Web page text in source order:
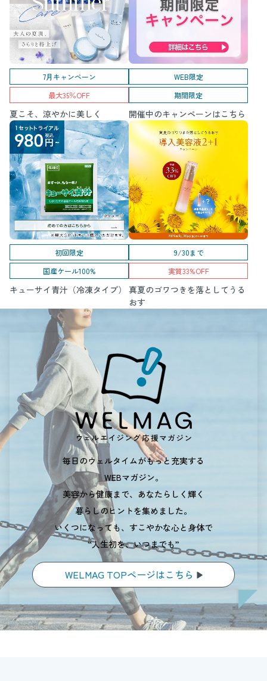
7月キャンペーン
最大35％OFF
夏こそ、涼やかに美しく
WEB限定
期間限定
開催中のキャンペーンはこちら
初回限定
国産ケール100%
キューサイ青汁（冷凍タイプ）
9/30まで
実質33%OFF
真夏のゴワつきを落としてうる
おす
毎日のウェルタイムがもっと充実する
WEBマガジン。
美容から健康まで、あなたらしく輝く
暮らしのヒントを集めました。
いくつになっても、すこやかな心と身体で
“人生初を、いつまでも”
WELMAG TOPページはこちら